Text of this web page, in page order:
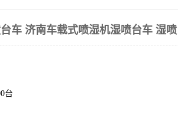
车 济南车载式喷湿机湿喷台车 湿
台